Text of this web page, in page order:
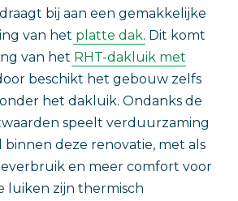
bij aan een gemakkelijke
van het platte dak. Dit komt
van het RHT-dakluik met
beschikt het gebouw zelfs
het dakluik. Ondanks de
speelt verduurzaming
deze renovatie, met als
en meer comfort voor
luiken zijn thermisch